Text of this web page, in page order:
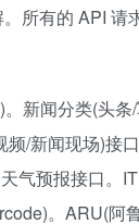
所有的 API 请
新闻分类(头
/新闻现场)接
气预报接口。
。ARU(阿